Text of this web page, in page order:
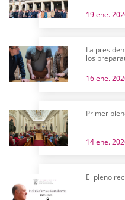
19 ene.
La
los
16 ene.
Primer
14 ene.
El pleno